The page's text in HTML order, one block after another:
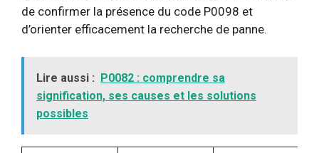
de confirmer la présence du code P0098 et
d’orienter efficacement la recherche de panne.
Lire aussi : P0082 : comprendre sa
signification, ses causes et les solutions
possibles